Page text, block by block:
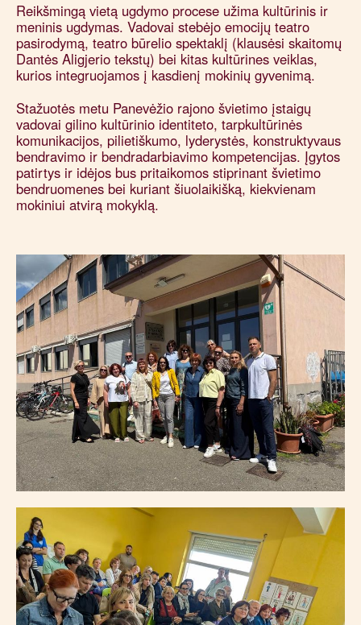
Reikšmingą vietą ugdymo procese užima kultūrinis ir
meninis ugdymas. Vadovai stebėjo emocijų teatro
pasirodymą, teatro būrelio spektaklį (klausėsi skaitomų
Dantės Aligjerio tekstų) bei kitas kultūrines veiklas,
kurios integruojamos į kasdienį mokinių gyvenimą.
Stažuotės metu Panevėžio rajono švietimo įstaigų
vadovai gilino kultūrinio identiteto, tarpkultūrinės
komunikacijos, pilietiškumo, lyderystės, konstruktyvaus
bendravimo ir bendradarbiavimo kompetencijas. Įgytos
patirtys ir idėjos bus pritaikomos stiprinant švietimo
bendruomenes bei kuriant šiuolaikišką, kiekvienam
mokiniui atvirą mokyklą.